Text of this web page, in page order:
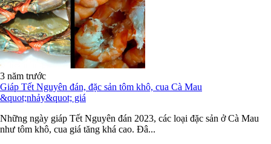
3 năm trước
Giáp Tết Nguyên đán, đặc sản tôm khô, cua Cà Mau
&quot;nhảy&quot; giá
Những ngày giáp Tết Nguyên đán 2023, các loại đặc sản ở Cà Mau
như tôm khô, cua giá tăng khá cao. Đâ...